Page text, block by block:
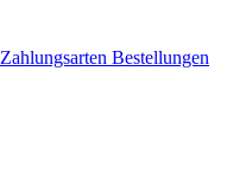
Zahlungsarten Bestellungen